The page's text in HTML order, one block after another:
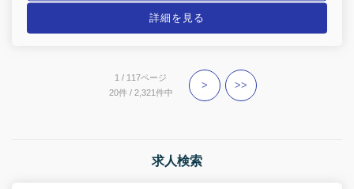
詳細を見る
1 / 117ページ
20件 / 2,321件中
> >>
求人検索